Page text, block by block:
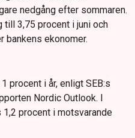
nedgång efter sommaren.
till 3,75 procent i juni och
bankens ekonomer.
procent i år, enligt SEB:s
Nordic Outlook. I
1,2 procent i motsvarande